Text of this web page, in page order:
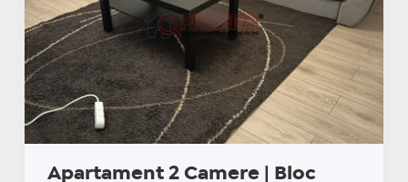
Apartament 2 Camere | Bloc